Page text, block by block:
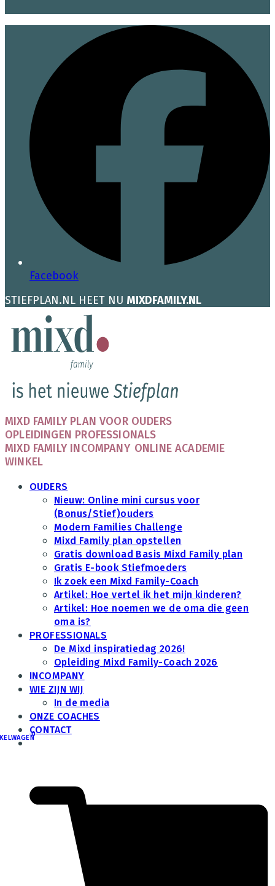
Facebook
STIEFPLAN.NL HEET NU MIXDFAMILY.NL
MIXD FAMILY PLAN VOOR OUDERS
OPLEIDINGEN PROFESSIONALS
MIXD FAMILY INCOMPANY ONLINE ACADEMIE
WINKEL
OUDERS
Nieuw: Online mini cursus voor
(Bonus/Stief)ouders
Modern Families Challenge
Mixd Family plan opstellen
Gratis download Basis Mixd Family plan
Gratis E-book Stiefmoeders
Ik zoek een Mixd Family-Coach
Artikel: Hoe vertel ik het mijn kinderen?
Artikel: Hoe noemen we de oma die geen
oma is?
PROFESSIONALS
De Mixd inspiratiedag 2026!
Opleiding Mixd Family-Coach 2026
INCOMPANY
WIE ZIJN WIJ
In de media
ONZE COACHES
CONTACT
0